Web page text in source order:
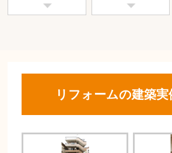
リフォームの建築実